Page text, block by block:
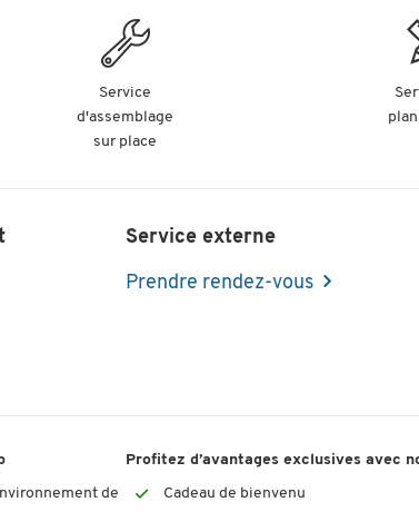
Service
d'assemblage
sur place
Service externe
Prendre rendez-vous
de
Profitez d’avantages exclusives avec
Cadeau de bienvenu